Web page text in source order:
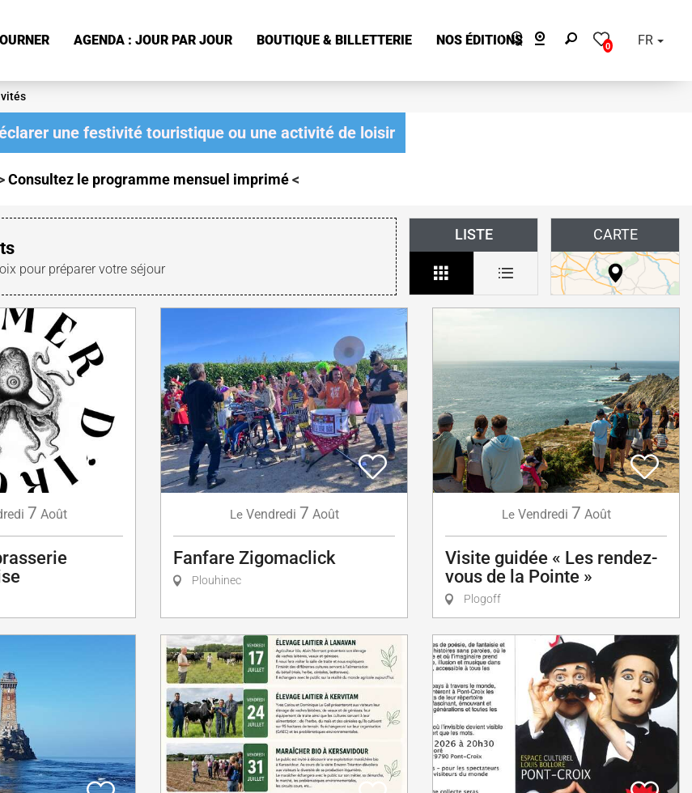
0 FR
AGENDA : JOUR PAR JOUR BOUTIQUE & BILLETTERIE NOS ÉDITIONS
une festivité touristique ou une activité de loisir
Consultez le programme mensuel imprimé<
pour préparer votre séjour
LISTE CARTE
7 Août Le Vendredi 7 Août
Fanfare Zigomaclick
Plouhinec
Le Vendredi 7 Août
Visite guidée « Les rendez-
vous de la Pointe »
Plogoff